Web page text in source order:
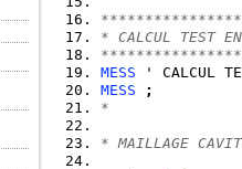
* CALCUL TEST
MESS ' CALCUL
MESS
;
*
* MAILLAGE